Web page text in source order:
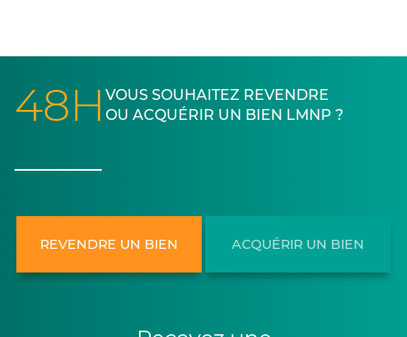
48H VOUS SOUHAITEZ REVENDRE
OU ACQUÉRIR UN BIEN LMNP ?
REVENDRE UN BIEN ACQUÉRIR UN BIEN